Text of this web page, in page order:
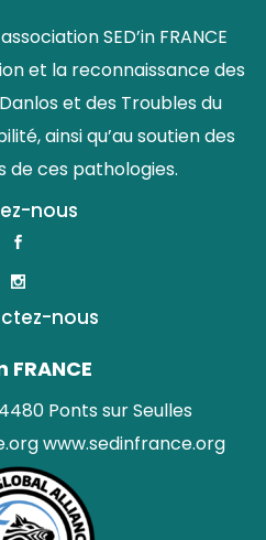
SED’in FRANCE
et la reconnaissance des
et des Troubles du
ainsi qu’au soutien des
ces pathologies.
nous
nous
FRANCE
Ponts sur Seulles
www.sedinfrance.org